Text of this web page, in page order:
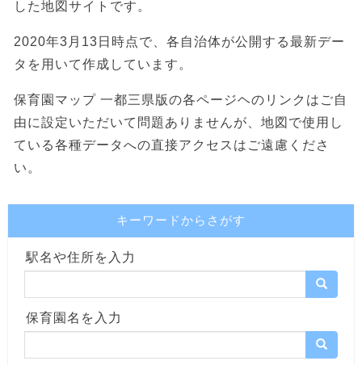
した地図サイトです。
2020年3月13日時点で、各自治体が公開する最新デー
タを用いて作成しています。
保育園マップ 一都三県版の各ページヘのリンクはご自
由に設定いただいて問題ありませんが、地図で使用し
ている各種データへの直接アクセスはご遠慮くださ
い。
キーワードからさがす
駅名や住所を入力
保育園名を入力